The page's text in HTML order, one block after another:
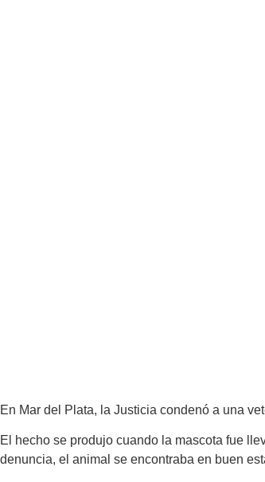
En Mar del Plata, la Justicia condenó a una
El hecho se produjo cuando la mascota fue
denuncia, el animal se encontraba en buen